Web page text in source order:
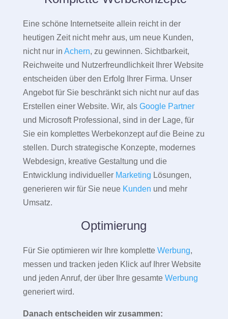
Eine schöne Internetseite allein reicht in der
heutigen Zeit nicht mehr aus, um neue Kunden,
nicht nur in Achern, zu gewinnen. Sichtbarkeit,
Reichweite und Nutzerfreundlichkeit Ihrer Website
entscheiden über den Erfolg Ihrer Firma. Unser
Angebot für Sie beschränkt sich nicht nur auf das
Erstellen einer Website. Wir, als Google Partner
und Microsoft Professional, sind in der Lage, für
Sie ein komplettes Werbekonzept auf die Beine zu
stellen. Durch strategische Konzepte, modernes
Webdesign, kreative Gestaltung und die
Entwicklung individueller Marketing Lösungen,
generieren wir für Sie neue Kunden und mehr
Umsatz.
Optimierung
Für Sie optimieren wir Ihre komplette Werbung,
messen und tracken jeden Klick auf Ihrer Website
und jeden Anruf, der über Ihre gesamte Werbung
generiert wird.
Danach entscheiden wir zusammen: